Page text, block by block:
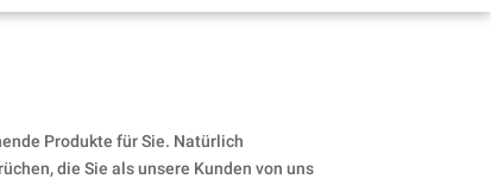
Produkte für Sie. Natürlich
die Sie als unsere Kunden von uns